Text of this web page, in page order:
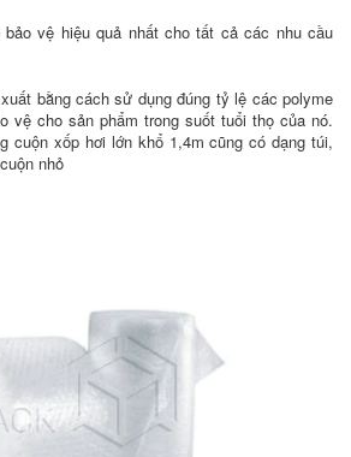
vệ hiệu quả nhất cho tất cả các nhu cầu
bằng cách sử dụng đúng tỷ lệ các polyme
vệ cho sản phẩm trong suốt tuổi thọ của nó.
cuộn xốp hơi lớn khổ 1,4m cũng có dạng túi,
nhỏ